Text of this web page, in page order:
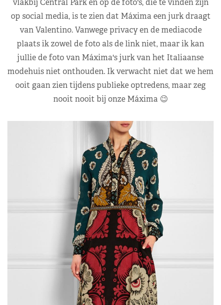
op social media, is te zien dat Máxima een jurk draagt
van Valentino. Vanwege privacy en de mediacode
plaats ik zowel de foto als de link niet, maar ik kan
jullie de foto van Máxima's jurk van het Italiaanse
modehuis niet onthouden. Ik verwacht niet dat we hem
ooit gaan zien tijdens publieke optredens, maar zeg
nooit nooit bij onze Máxima 😉